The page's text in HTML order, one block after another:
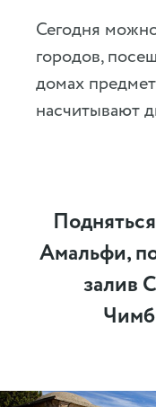
Сегодня
городов,
домах
насчитывают
Амальфи,
залив